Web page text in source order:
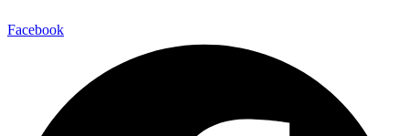
Facebook